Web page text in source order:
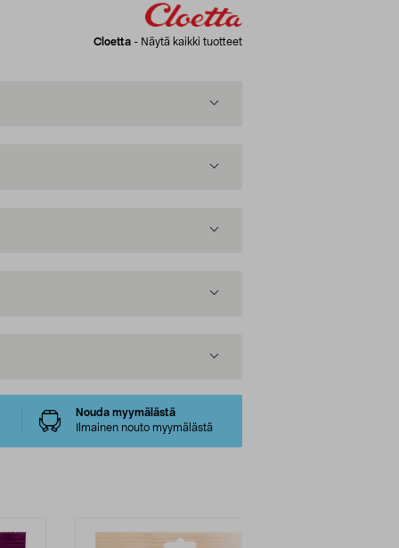
Cloetta - Näytä kaikki tuotteet
Nouda myymälästä
Ilmainen nouto myymälästä